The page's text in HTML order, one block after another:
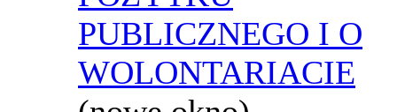
PUBLICZNEGO I O
WOLONTARIACIE